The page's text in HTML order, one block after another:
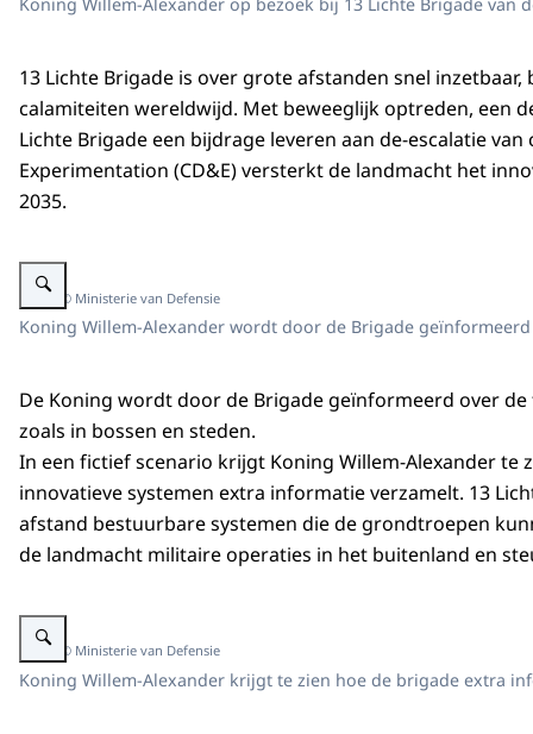
13 Lichte Brigade is over grote afstanden snel
calamiteiten wereldwijd. Met beweeglijk optreden, een
Lichte Brigade een bijdrage leveren aan de-escalatie
Experimentation (CD&E) versterkt de landmacht het
2035.
Vergroot afbeelding Koning Willem-Alexander met anderen
Beeld: © Ministerie van Defensie
Koning Willem-Alexander wordt door de Brigade
De Koning wordt door de Brigade geïnformeerd over
zoals in bossen en steden.
In een fictief scenario krijgt Koning Willem-Alexander
innovatieve systemen extra informatie verzamelt. 13
afstand bestuurbare systemen die de grondtroepen
de landmacht militaire operaties in het buitenland en
Vergroot afbeelding Koning Willem-Alexander en anderen
Beeld: © Ministerie van Defensie
Koning Willem-Alexander krijgt te zien hoe de brigade extra